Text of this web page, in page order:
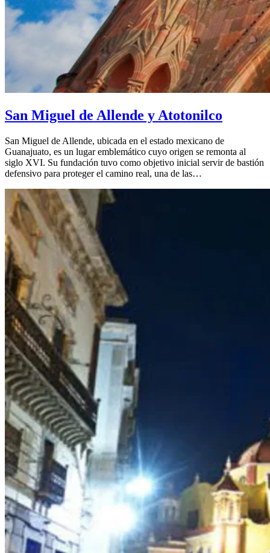
San Miguel de Allende y Atotonilco
San Miguel de Allende, ubicada en el estado mexicano de
Guanajuato, es un lugar emblemático cuyo origen se remonta al
siglo XVI. Su fundación tuvo como objetivo inicial servir de bastión
defensivo para proteger el camino real, una de las…